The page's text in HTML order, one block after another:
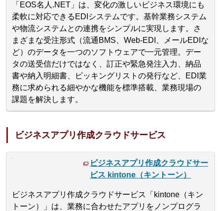
「EOS名人.NET」は、変化の激しいビジネス環境にも
柔軟に対応できるEDIシステムです。基幹業務システム
や物流システムとの連携をシンプルに実現します。さ
まざまな受注形式（流通BMS、Web-EDI、メールEDIな
ど）のデータを一つのソフトウェアで一元管理。デー
タの送受信だけではなく、訂正や緊急発注入力、納品
書や納入明細書、ピッキングリストの発行など、EDI業
務に求められる細やかな機能を標準搭載、業務現場の
課題を解決します。
ビジネスアプリ作成クラウドサービス
ビジネスアプリ作成クラウドサー
ビス kintone（キントーン）
ビジネスアプリ作成クラウドサービス「kintone（キン
トーン）」は、業務に合わせたアプリをノンプログラ